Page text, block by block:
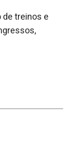
treinos e